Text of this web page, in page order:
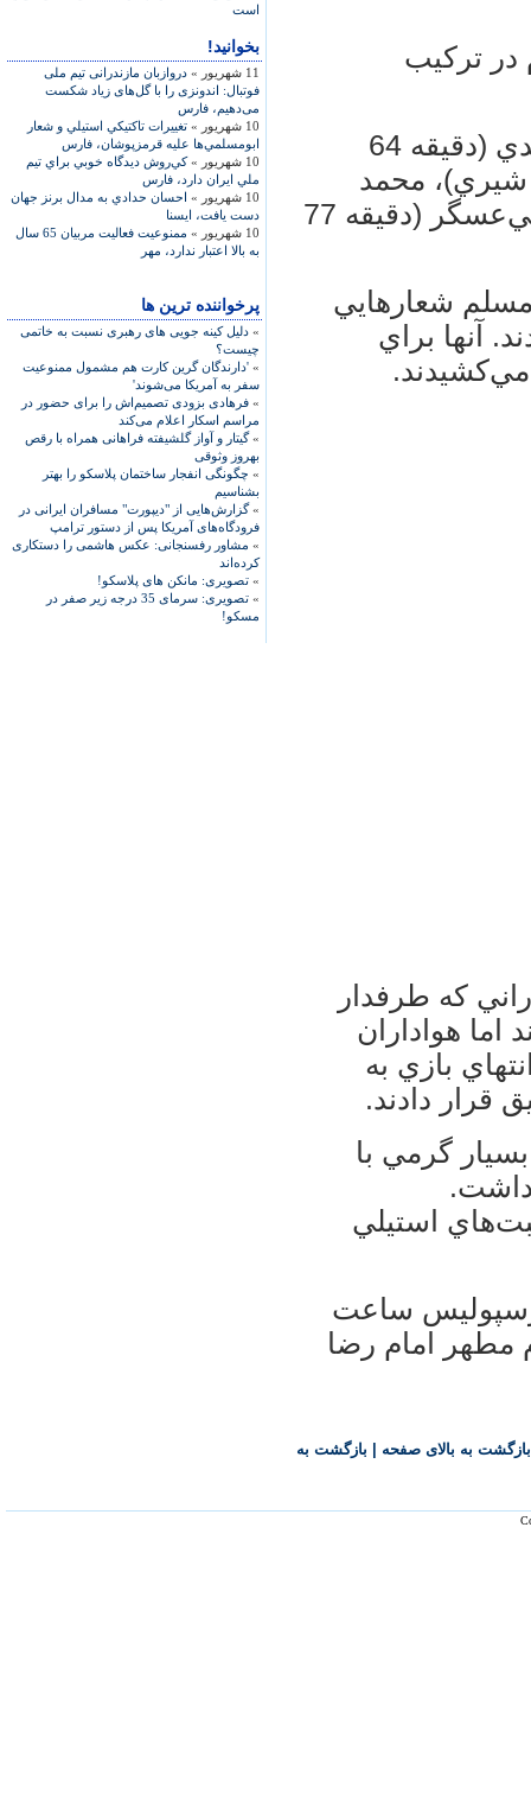
است
بخوانید!
11 شهریور »
دروازبان مازندرانی تیم ملی
فوتبال: اندونزی را با گل‌های زیاد شکست
می‌دهیم، فارس
10 شهریور »
تغييرات تاكتيكي استيلي و شعار
ابومسلمي‌ها عليه قرمزپوشان، فارس
10 شهریور »
كي‌روش ديدگاه خوبي براي تيم
ملي ايران دارد، فارس
10 شهریور »
احسان حدادي به مدال برنز جهان
دست يافت، ایسنا
10 شهریور »
ممنوعیت فعالیت مربیان 65 سال
به بالا اعتبار ندارد، مهر
پرخواننده ترین ها
» دلیل کینه جویی های رهبری نسبت به خاتمی
چیست؟
» 'دارندگان گرین کارت هم مشمول ممنوعیت
سفر به آمریکا می‌شوند'
» فرهادی بزودی تصمیم‌اش را برای حضور در
مراسم اسکار اعلام می‌کند
»گیتار و آواز گلشیفته فراهانی همراه با رقص
بهروز وثوقی
» چگونگی انفجار ساختمان پلاسکو را بهتر
بشناسیم
»گزارش‌هایی از "دیپورت" مسافران ایرانی در
فرودگاه‌های آمریکا پس از دستور ترامپ
» مشاور رفسنجانی: عکس هاشمی را دستکاری
کرده‌اند
» تصویری: مانکن های پلاسکو!
»
تصویری: سرمای 35 درجه زیر صفر در
مسکو!
در تركيب
هاشميان (دقيقه 46 فشنگچي)، نورمحمدي (دقيقه 64
(دقيقه 67 مجتبي شيري)، محمد
منصوري (دقيقه 68 حمزه‌پور)و حميد علي‌عسگر (دقيقه 77
ابومسلم شعارهايي
آنها براي
هواداراني كه طرفدار
اما هواداران
بازي به
قرار دادند.
گرمي با
داشت.
استيلي
ساعت
مطهر امام رضا
بازگشت به بالای صفحه بازگشت به